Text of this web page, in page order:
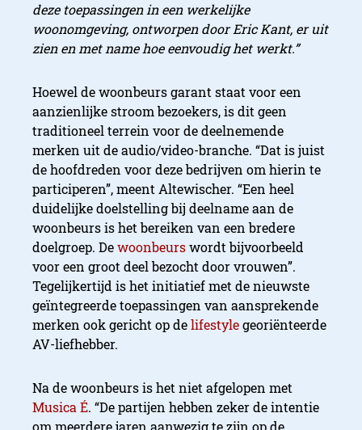
deze toepassingen in een werkelijke
woonomgeving, ontworpen door Eric Kant, er uit
zien en met name hoe eenvoudig het werkt.”
Hoewel de woonbeurs garant staat voor een
aanzienlijke stroom bezoekers, is dit geen
traditioneel terrein voor de deelnemende
merken uit de audio/video-branche. “Dat is juist
de hoofdreden voor deze bedrijven om hierin te
participeren”, meent Altewischer. “Een heel
duidelijke doelstelling bij deelname aan de
woonbeurs is het bereiken van een bredere
doelgroep. Dewoonbeurswordt bijvoorbeeld
voor een groot deel bezocht door vrouwen”.
Tegelijkertijd is het initiatief met de nieuwste
geïntegreerde toepassingen van aansprekende
merken ook gericht op delifestylegeoriënteerde
AV-liefhebber.
Na de woonbeurs is het niet afgelopen met
Musica É. “De partijen hebben zeker de intentie
om meerdere jaren aanwezig te zijn op de